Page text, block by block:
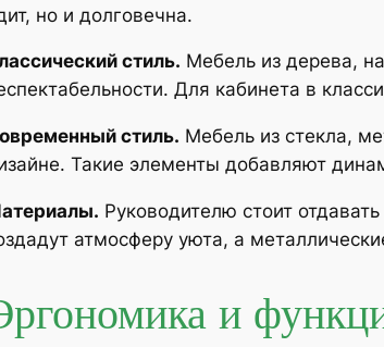
но и долговечна.
стиль. Мебель из дерева,
Для кабинета в
стиль. Мебель из стекла,
Такие элементы добавляют
Руководителю стоит
атмосферу уюта, а
и